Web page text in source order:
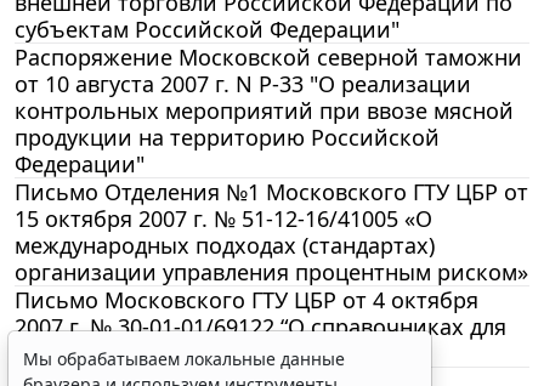
субъектам Российской Федерации"
Распоряжение Московской северной таможни
от 10 августа 2007 г. N Р-33 "О реализации
контрольных мероприятий при ввозе мясной
продукции на территорию Российской
Федерации"
Письмо Отделения №1 Московского ГТУ ЦБР от
15 октября 2007 г. № 51-12-16/41005 «О
международных подходах (стандартах)
организации управления процентным риском»
Письмо Московского ГТУ ЦБР от 4 октября
2007 г. № 30-01-01/69122 “О справочниках для
консолидированной отчетности”
Мы обрабатываем локальные данные